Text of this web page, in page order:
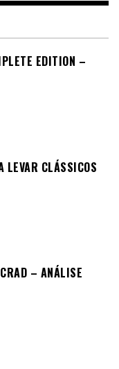
EDITION –
LEVAR CLÁSSICOS
– ANÁLISE